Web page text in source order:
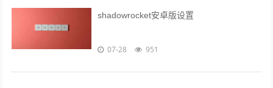
shadowrocket安卓版设置
07-28 951